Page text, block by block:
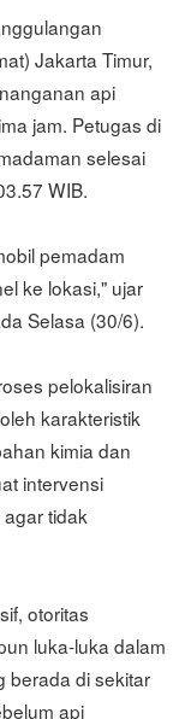
Jakarta Timur,
api
jam. Petugas di
selesai
WIB.
pemadam
ke lokasi," ujar
Selasa (30/6).
pelokalisiran
karakteristik
kimia dan
intervensi
tidak
otoritas
luka-luka dalam
berada di sekitar
api